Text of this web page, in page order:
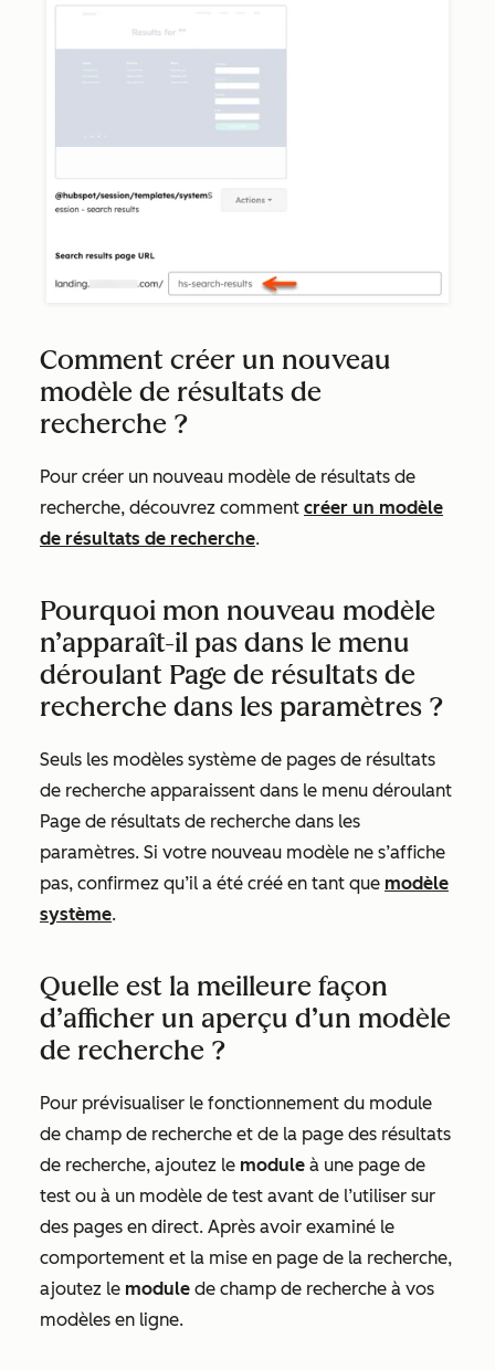
Comment créer un nouveau
modèle de résultats de
recherche ?
Pour créer un nouveau modèle de résultats de
recherche, découvrez comment créer un modèle
de résultats de recherche.
Pourquoi mon nouveau modèle
n’apparaît-il pas dans le menu
déroulant Page de résultats de
recherche dans les paramètres ?
Seuls les modèles système de pages de résultats
de recherche apparaissent dans le menu déroulant
Page de résultats de recherche dans les
paramètres. Si votre nouveau modèle ne s’affiche
pas, confirmez qu’il a été créé en tant que modèle
système.
Quelle est la meilleure façon
d’afficher un aperçu d’un modèle
de recherche ?
Pour prévisualiser le fonctionnement du module
de champ de recherche et de la page des résultats
de recherche, ajoutez le module à une page de
test ou à un modèle de test avant de l’utiliser sur
des pages en direct. Après avoir examiné le
comportement et la mise en page de la recherche,
ajoutez le module de champ de recherche à vos
modèles en ligne.